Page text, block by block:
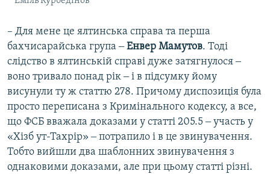
– Для мене це ялтинська справа та перша
бахчисарайська група ‒Енвер Мамутов. Тоді
слідство в ялтинській справі дуже затягнулося ‒
воно тривало понад рік ‒ і в підсумку йому
висунули ту ж статтю 278. Причому диспозиція була
просто переписана з Кримінального кодексу, а все,
що ФСБ вважала доказами у статті 205.5 ‒ участь у
«Хізб ут-Тахрір» ‒ потрапило і в це звинувачення.
Тобто вийшли два шаблонних звинувачення з
однаковими доказами, але при цьому статті різні.